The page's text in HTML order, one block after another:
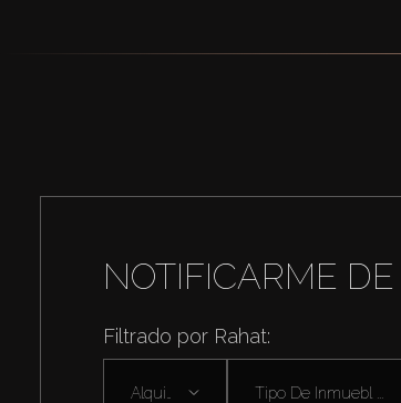
NOTIFICARME
Filtrado por Rahat:
Tipo De Inmuebl ...